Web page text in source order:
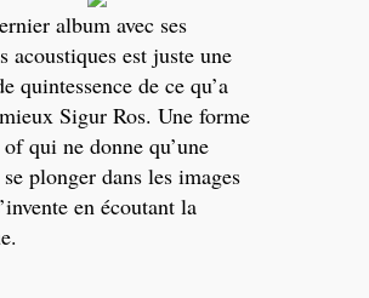
album avec ses
acoustiques est juste une
quintessence de ce qu’a
Sigur Ros. Une forme
qui ne donne qu’une
plonger dans les images
en écoutant la